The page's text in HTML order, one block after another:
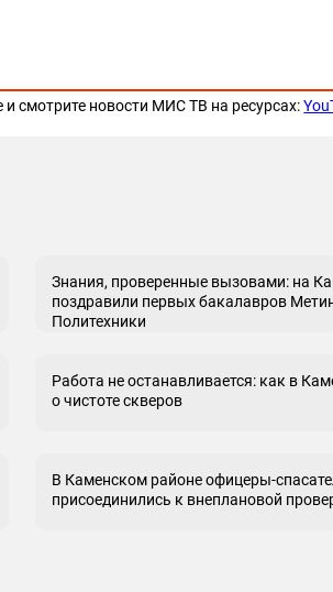
и смотрите новости МИС ТВ на ресурсах:
Знания, проверенные вызовами: на
поздравили первых бакалавров
Политехники
Работа не останавливается: как в
о чистоте скверов
В Каменском районе офицеры-
присоединились к внеплановой